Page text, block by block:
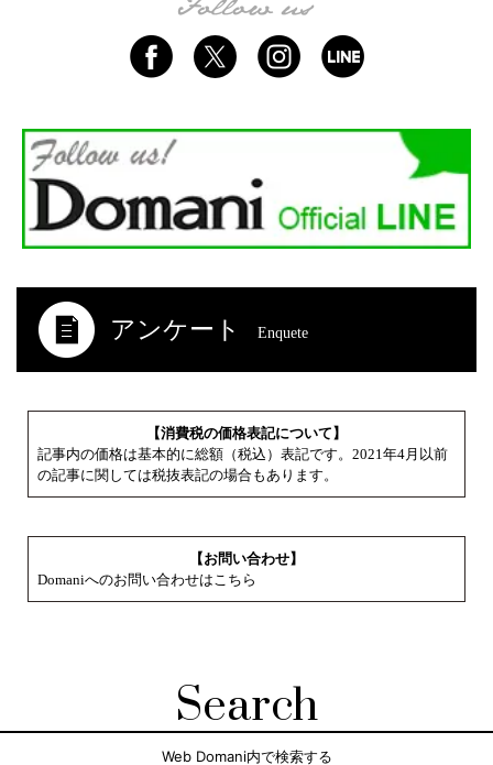
アンケート Enquete
【消費税の価格表記について】
記事内の価格は基本的に総額（税込）表記です。2021年4月以前
の記事に関しては税抜表記の場合もあります。
【お問い合わせ】
Domaniへのお問い合わせはこちら
Search
Web Domani内で検索する